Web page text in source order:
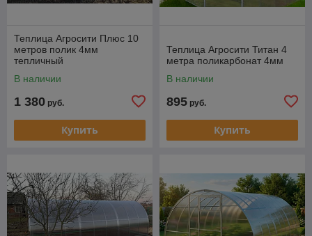
Теплица Агросити Плюс 10
метров полик 4мм
тепличный
В наличии
1 380 руб.
Купить
Теплица Агросити Титан 4
метра поликарбонат 4мм
В наличии
895 руб.
Купить